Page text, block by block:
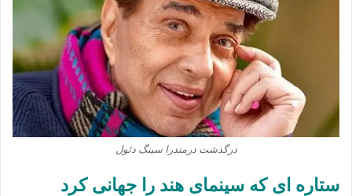
درگذشت درمندرا سینگ دئول
ستاره‌ ای که سینمای هند را جهانی کرد